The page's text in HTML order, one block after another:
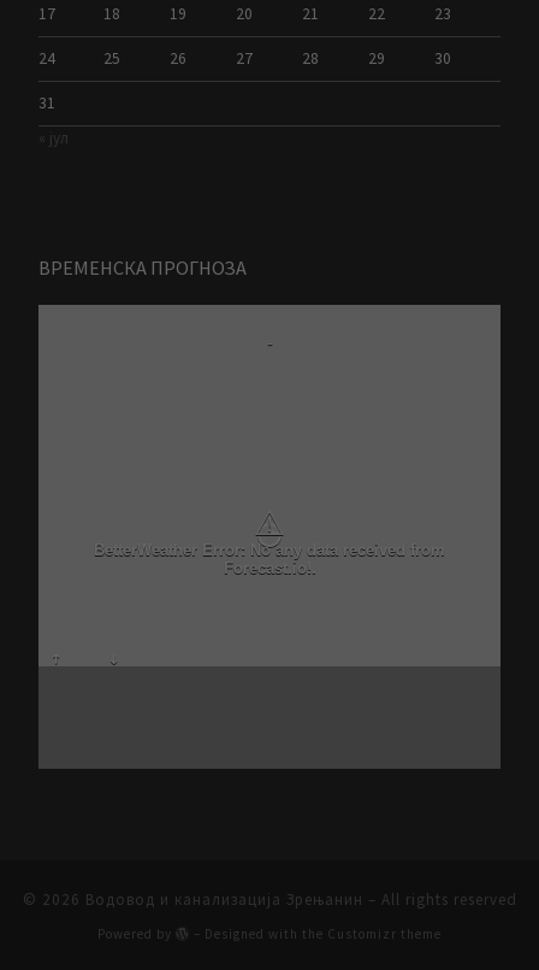
17 18 19 20 21 22 23
24 25 26 27 28 29 30
31
« јул
ВРЕМЕНСКА ПРОГНОЗА
-
⚠
BetterWeather Error: No any data received from
Forecast.io!.
© 2026 Водовод и канализација Зрењанин – All rights reserved
Powered by – Designed with the Customizr theme